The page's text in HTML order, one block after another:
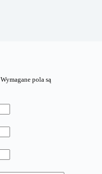
Wymagane pola są